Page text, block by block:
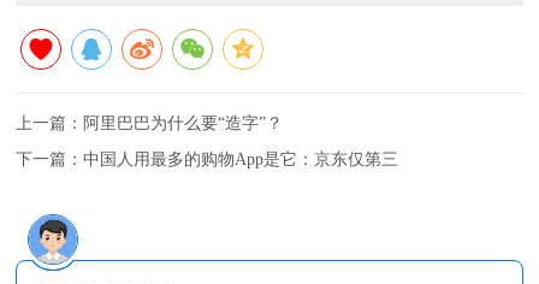
上一篇： 阿里巴巴为什么要“造字”？
下一篇：中国人用最多的购物App是它：京东仅第三